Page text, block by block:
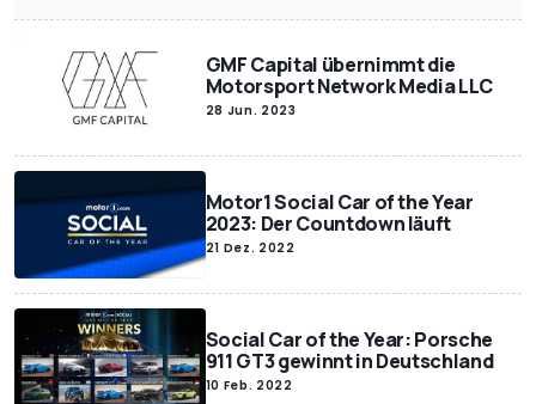
GMF Capital übernimmt die
Motorsport Network Media LLC
28 Jun. 2023
Motor1 Social Car of the Year
2023: Der Countdown läuft
21 Dez. 2022
Social Car of the Year: Porsche
911 GT3 gewinnt in Deutschland
10 Feb. 2022